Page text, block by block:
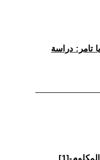
تامر: دراسة